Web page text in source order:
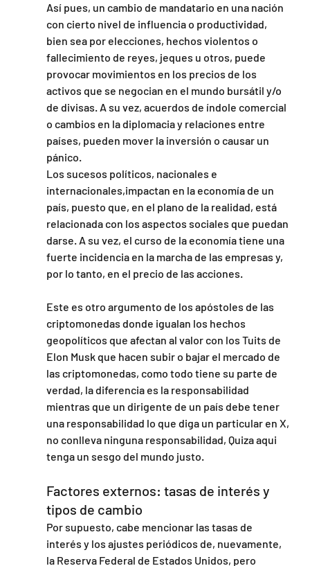
Así pues, un cambio de mandatario en una nación
con cierto nivel de influencia o productividad,
bien sea por elecciones, hechos violentos o
fallecimiento de reyes, jeques u otros, puede
provocar movimientos en los precios de los
activos que se negocian en el mundo bursátil y/o
de divisas. A su vez, acuerdos de índole comercial
o cambios en la diplomacia y relaciones entre
países, pueden mover la inversión o causar un
pánico.
Los sucesos políticos, nacionales e
internacionales,impactan en la economía de un
país, puesto que, en el plano de la realidad, está
relacionada con los aspectos sociales que puedan
darse. A su vez, el curso de la economía tiene una
fuerte incidencia en la marcha de las empresas y,
por lo tanto, en el precio de las acciones.
Este es otro argumento de los apóstoles de las
criptomonedas donde igualan los hechos
geopolíticos que afectan al valor con los Tuits de
Elon Musk que hacen subir o bajar el mercado de
las criptomonedas, como todo tiene su parte de
verdad, la diferencia es la responsabilidad
mientras que un dirigente de un país debe tener
una responsabilidad lo que diga un particular en X,
no conlleva ninguna responsabilidad, Quiza aqui
tenga un sesgo del mundo justo.
Factores externos: tasas de interés y
tipos de cambio
Por supuesto, cabe mencionar las tasas de
interés y los ajustes periódicos de, nuevamente,
la Reserva Federal de Estados Unidos, pero